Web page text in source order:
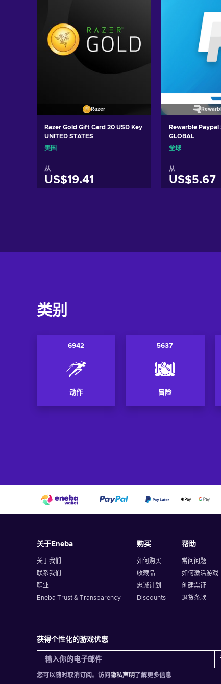
Razer
Razer Gold Gift Card 20 USD Key
UNITED STATES
美国
从
US$19.41
Rewarble Paypal
GLOBAL
全球
从
US$5.67
类别
6942
动作
5637
冒险
关于Eneba
关于我们
联系我们
职业
Eneba Trust & Transparency
购买
如何购买
收藏品
忠诚计划
Discounts
帮助
常问问题
如何激活游戏
创建票证
退货条款
获得个性化的游戏优惠
您可以随时取消订阅。访问 隐私声明 了解更多信息